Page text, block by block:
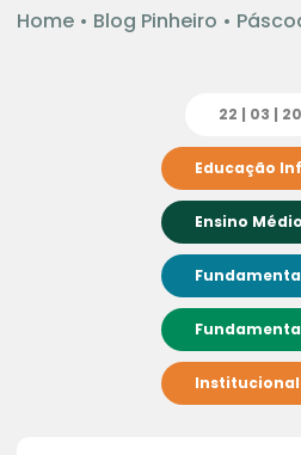
Home• Blog Pinheiro •
22 | 03 |
Educação
Ensino Médio
Institucional